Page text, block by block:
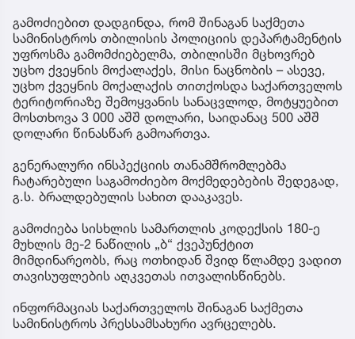
გამოძიებით დადგინდა, რომ შინაგან საქმეთა
სამინისტროს თბილისის პოლიციის დეპარტამენტის
უფროსმა გამომძიებელმა, თბილისში მცხოვრებ
უცხო ქვეყნის მოქალაქეს, მისი ნაცნობის – ასევე,
უცხო ქვეყნის მოქალაქის თითქოსდა საქართველოს
ტერიტორიაზე შემოყვანის სანაცვლოდ, მოტყუებით
მოსთხოვა 3 000 აშშ დოლარი, საიდანაც 500 აშშ
დოლარი წინასწარ გამოართვა.
გენერალური ინსპექციის თანამშრომლებმა
ჩატარებული საგამოძიებო მოქმედებების შედეგად,
გ.ს. ბრალდებულის სახით დააკავეს.
გამოძიება სისხლის სამართლის კოდექსის 180-ე
მუხლის მე-2 ნაწილის „ბ“ ქვეპუნქტით
მიმდინარეობს, რაც ოთხიდან შვიდ წლამდე ვადით
თავისუფლების აღკვეთას ითვალისწინებს.
ინფორმაციას საქართველოს შინაგან საქმეთა
სამინისტროს პრესსამსახური ავრცელებს.